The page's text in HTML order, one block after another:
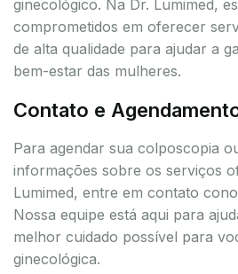
ginecológico. Na Dr. Lumimed,
comprometidos em oferecer
de alta qualidade para ajudar a
bem-estar das mulheres.
Contato e
Para agendar sua colposcopia
informações sobre os serviços
Lumimed, entre em contato
Nossa equipe está aqui para
melhor cuidado possível para
ginecológica.